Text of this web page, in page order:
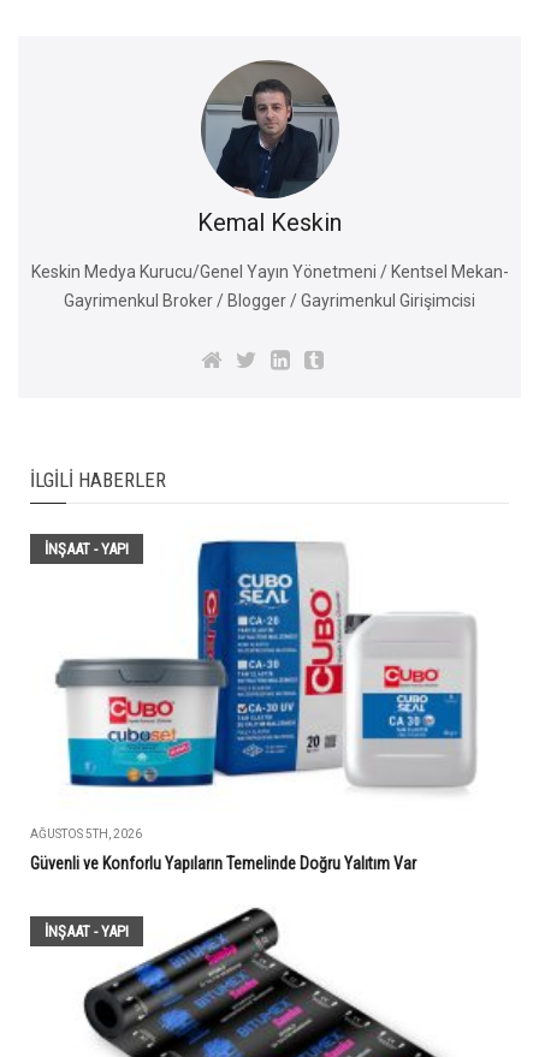
Kemal Keskin
Keskin Medya Kurucu/Genel Yayın Yönetmeni / Kentsel Mekan-
Gayrimenkul Broker / Blogger / Gayrimenkul Girişimcisi
İLGILI HABERLER
İNŞAAT - YAPI
AĞUSTOS 5TH, 2026
Güvenli ve Konforlu Yapıların Temelinde Doğru Yalıtım Var
İNŞAAT - YAPI